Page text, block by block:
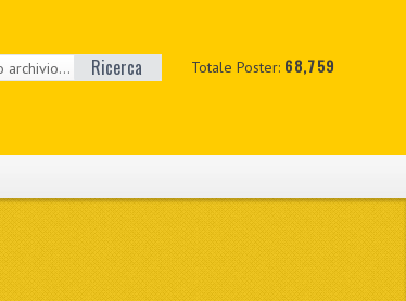
Totale Poster: 68,759
Ricerca